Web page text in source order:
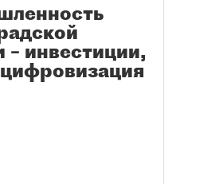
– инвестиции,